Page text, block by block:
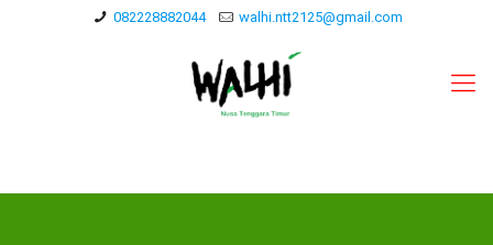
082228882044 walhi.ntt2125@gmail.com